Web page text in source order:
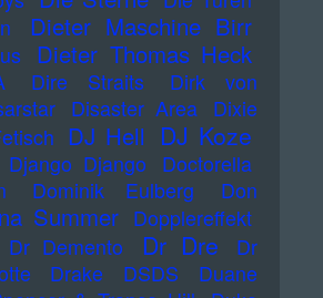
Dieter Maschine Birr
Dieter Thomas Heck
Dire Straits
Dirk von
Disaster Area
Dixie
DJ Hell DJ Koze
Django Django
Doctorella
Dominik Eulberg
Don
Summer Dopplereffekt
Dr Demento Dr Dre
Dr
Drake DSDS
Duane